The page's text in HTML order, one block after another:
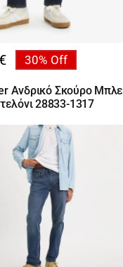
€ 30% Off
Ανδρικό Σκούρο Μπλε
28833-1317